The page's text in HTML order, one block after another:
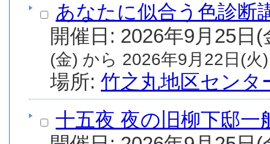
あなたに似合う色診断
(金) から 2026年9月22日(火
場所:竹之丸地区センタ
十五夜 夜の旧柳下邸一